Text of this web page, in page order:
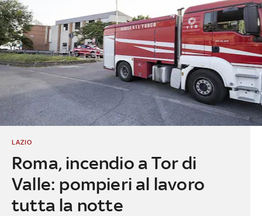
Roma, incendio a Tor di
Valle: pompieri al lavoro
tutta la notte
LAZIO